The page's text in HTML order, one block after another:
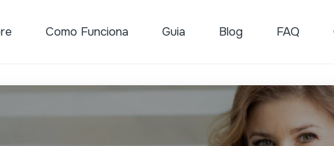
Como Funciona Guia Blog FAQ